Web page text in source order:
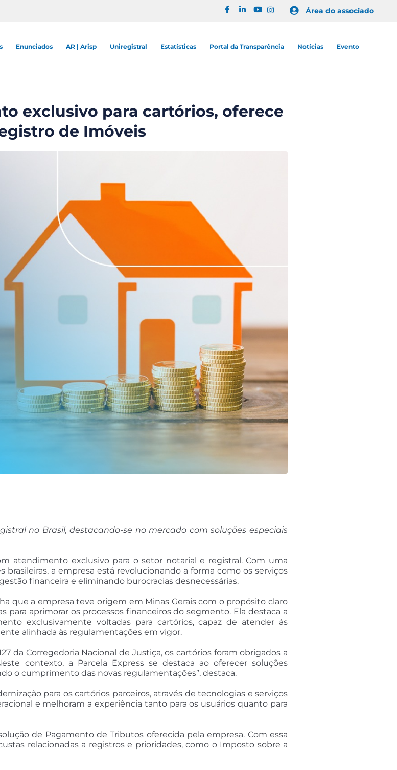
Área do associado
Enunciados AR | Arisp Uniregistral Estatísticas Portal da Transparência Notícias Evento
exclusivo para cartórios, oferece
de Imóveis
no Brasil, destacando-se no mercado com soluções especiais
atendimento exclusivo para o setor notarial e registral. Com uma
a empresa está revolucionando a forma como os serviços
financeira e eliminando burocracias desnecessárias.
que a empresa teve origem em Minas Gerais com o propósito claro
aprimorar os processos financeiros do segmento. Ela destaca a
exclusivamente voltadas para cartórios, capaz de atender às
alinhada às regulamentações em vigor.
da Corregedoria Nacional de Justiça, os cartórios foram obrigados a
contexto, a Parcela Express se destaca ao oferecer soluções
o cumprimento das novas regulamentações”, destaca.
para os cartórios parceiros, através de tecnologias e serviços
e melhoram a experiência tanto para os usuários quanto para
de Pagamento de Tributos oferecida pela empresa. Com essa
relacionadas a registros e prioridades, como o Imposto sobre a